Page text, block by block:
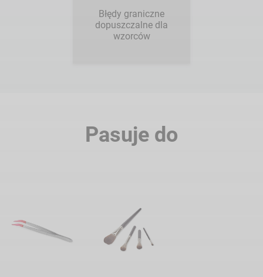
Błędy graniczne
dopuszczalne dla
wzorców
Pasuje do